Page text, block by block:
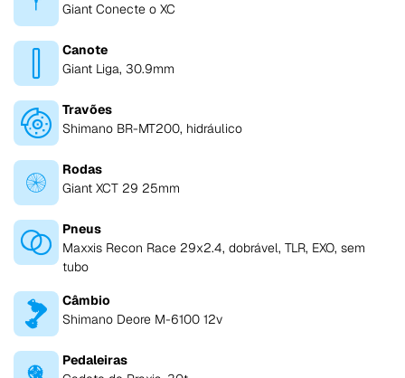
Giant Conecte o XC
Canote
Giant Liga, 30.9mm
Travões
Shimano BR-MT200, hidráulico
Rodas
Giant XCT 29 25mm
Pneus
Maxxis Recon Race 29x2.4, dobrável, TLR, EXO, sem
tubo
Câmbio
Shimano Deore M-6100 12v
Pedaleiras